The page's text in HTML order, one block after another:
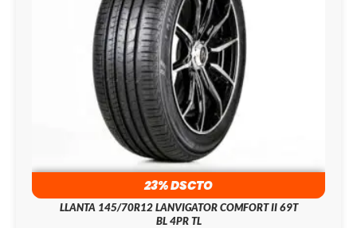
23% DSCTO
LLANTA 145/70R12 LANVIGATOR COMFORT II 69T
BL 4PR TL